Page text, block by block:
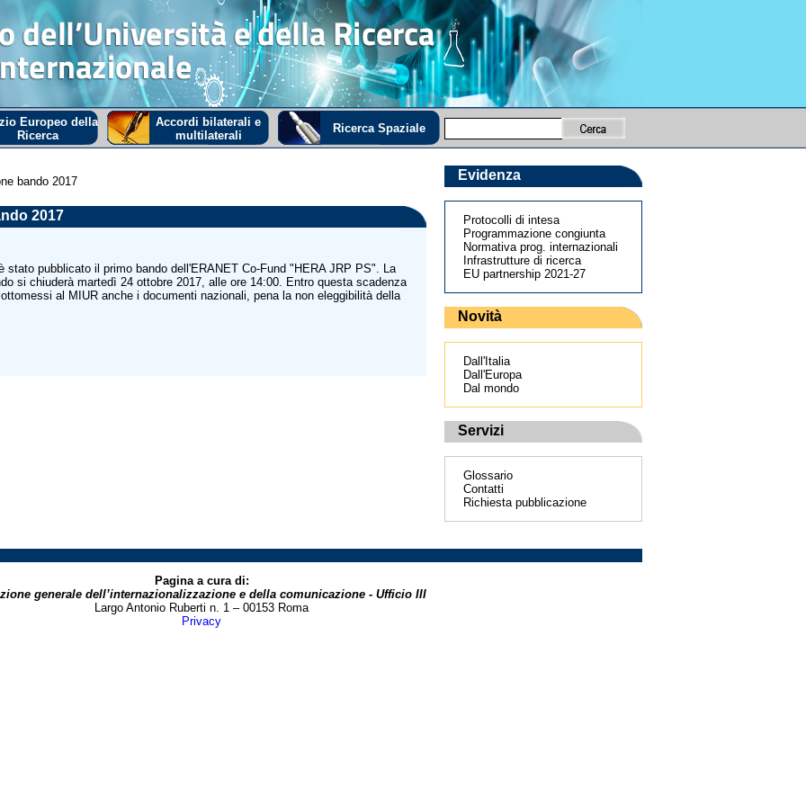
Europeo della
Ricerca
Accordi bilaterali e
multilaterali
Ricerca Spaziale
bando 2017
2017
stato pubblicato il primo bando dell'ERANET Co-Fund "HERA JRP PS". La
si chiuderà martedì 24 ottobre 2017, alle ore 14:00. Entro questa scadenza
al MIUR anche i documenti nazionali, pena la non eleggibilità della
Evidenza
Protocolli di intesa
Programmazione congiunta
Normativa prog. internazionali
Infrastrutture di ricerca
EU partnership 2021-27
Novità
Dall'Italia
Dall'Europa
Dal mondo
Servizi
Glossario
Contatti
Richiesta pubblicazione
Pagina a cura di:
generale dell’internazionalizzazione e della comunicazione - Ufficio III
Largo Antonio Ruberti n. 1 – 00153 Roma
Privacy